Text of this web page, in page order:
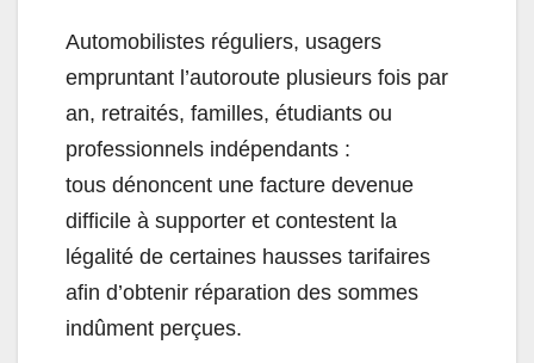
Automobilistes réguliers, usagers
empruntant l’autoroute plusieurs fois par
an, retraités, familles, étudiants ou
professionnels indépendants :
tous dénoncent une facture devenue
difficile à supporter et contestent la
légalité de certaines hausses tarifaires
afin d’obtenir réparation des sommes
indûment perçues.